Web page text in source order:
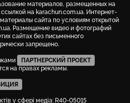
материалов, размещенных на
на karachun.com.ua. Интернет-
сайта по условиям открытой
Размещение видео и фотографий
сайтах без письменного
запрещено.
ПАРТНЕРСКИЙ ПРОЕКТ
на правах рекламы.
у сфері медіа: R40-05015